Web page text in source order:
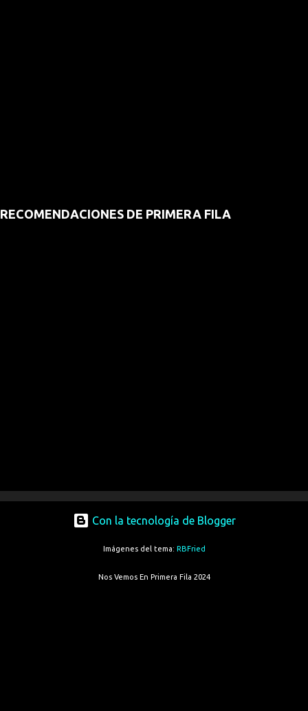
RECOMENDACIONES DE PRIMERA FILA
Con la tecnología de Blogger
Imágenes del tema: RBFried
Nos Vemos En Primera Fila 2024